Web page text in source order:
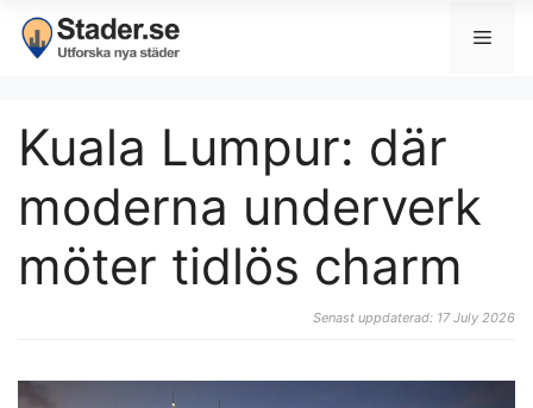
Kuala Lumpur: där
moderna underverk
möter tidlös charm
Senast uppdaterad: 17 July 2026